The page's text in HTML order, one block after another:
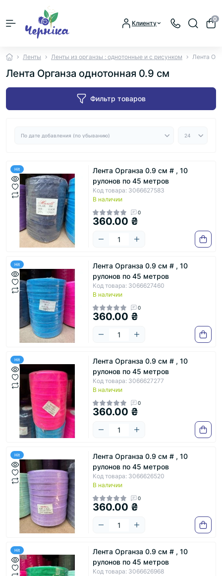
Клиенту
0
Ленты Ленты из органзы : однотонные и с рисунком Лента
Лента Органза однотонная 0.9 см
Фильтр товаров
Hit
Лента Органза 0.9 см # , 10
рулонов по 45 метров
Код товара: 3066627583
В наличии
0
360.00 ₴
Hit
Лента Органза 0.9 см # , 10
рулонов по 45 метров
Код товара: 3066627460
В наличии
0
360.00 ₴
Hit
Лента Органза 0.9 см # , 10
рулонов по 45 метров
Код товара: 3066627277
В наличии
0
360.00 ₴
Hit
Лента Органза 0.9 см # , 10
рулонов по 45 метров
Код товара: 3066626520
В наличии
0
360.00 ₴
Hit
Лента Органза 0.9 см # , 10
рулонов по 45 метров
Код товара: 3066626968